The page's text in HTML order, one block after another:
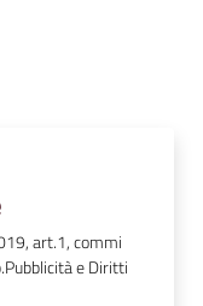
art.1, commi
e Diritti